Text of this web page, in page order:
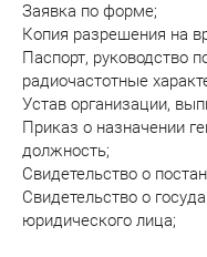
Заявка по форме;
Копия разрешения на
Паспорт, руководство
радиочастотные
Устав организации,
Приказ о назначении
должность;
Свидетельство о
Свидетельство о
юридического лица;